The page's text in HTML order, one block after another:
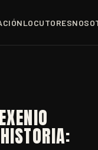
LOCUTORES